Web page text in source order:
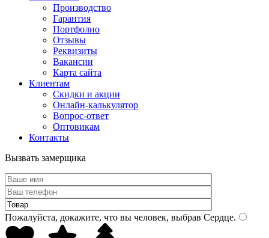
Производство
Гарантия
Портфолио
Отзывы
Реквизиты
Вакансии
Карта сайта
Клиентам
Скидки и акции
Онлайн-калькулятор
Вопрос-ответ
Оптовикам
Контакты
Вызвать замерщика
Пожалуйста, докажите, что вы человек, выбрав Сердце.